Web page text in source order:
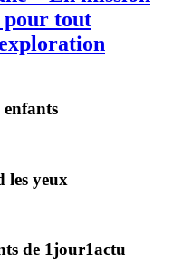
pour tout
enfants
les yeux
de 1jour1actu